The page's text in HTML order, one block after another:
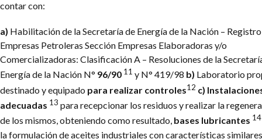
contar con:
a) Habilitación de la Secretaría de Energía de la Nación –
Empresas Petroleras Sección Empresas Elaboradoras y/o
Comercializadoras: Clasificación A – Resoluciones de la
Energía de la Nación N° 96/90 11 y N° 419/98 b) Laboratorio
destinado y equipado para realizar controles12 c)
adecuadas 13 para recepcionar los residuos y realizar la
de los mismos, obteniendo como resultado, bases lubricantes 14
la formulación de aceites industriales con características